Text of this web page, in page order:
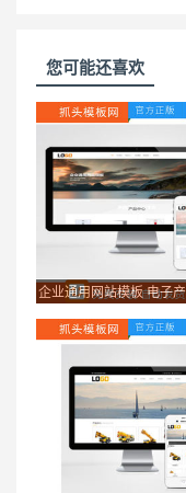
您可能还喜欢
企业通用网站模板 电子